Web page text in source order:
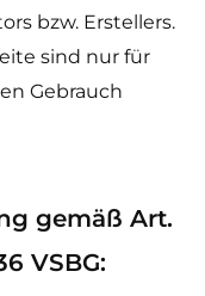
bzw. Erstellers.
sind nur für
Gebrauch
gemäß Art.
VSBG: